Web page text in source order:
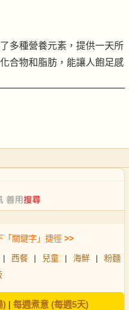
多種營養元素，提供一天所
合物和脂肪，能讓人飽足感
「關鍵字」捷徑 >>
| 西餐 | 兒童 | 海鮮 |
粉麵
)| 每週煮意 (每週5天)